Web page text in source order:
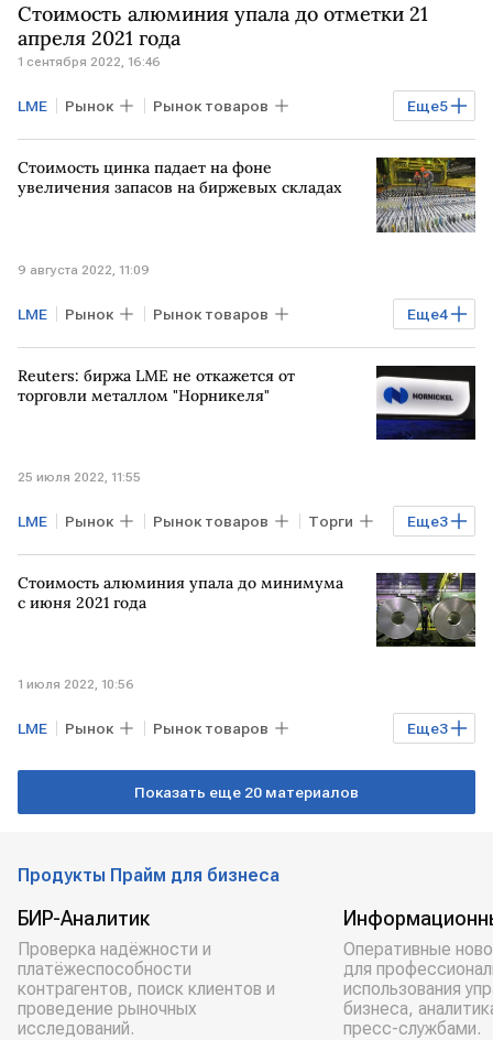
металлы
Стоимость алюминия упала до отметки 21
апреля 2021 года
1 сентября 2022, 16:46
Еще5
LME Рынок Рынок товаров
Экономика Промышленность
Торги алюминий биржи Европы
Стоимость цинка падает на фоне
увеличения запасов на биржевых складах
9 августа 2022, 11:09
Еще4
LME Рынок Рынок товаров
Экономика Торги
цветные металлы цинк
Reuters: биржа LME не откажется от
торговли металлом "Норникеля"
25 июля 2022, 11:55
Еще3
LME Рынок Рынок товаров Торги
Норникель санкции против РФ
металлы
Стоимость алюминия упала до минимума
с июня 2021 года
1 июля 2022, 10:56
Еще3
LME Рынок Рынок товаров
Экономика Торги
алюминий
Показать еще 20 материалов
Продукты Прайм для бизнеса
БИР-Аналитик
Проверка надёжности и
платёжеспособности
контрагентов, поиск клиентов и
проведение рыночных
исследований.
Оперативные
для
использования
бизнеса,
пресс-службами.